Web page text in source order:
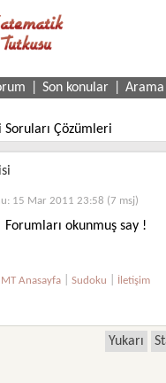
Son konular Arama
Soruları Çözümleri
15 Mar 2011 23:58 (7 msj)
Forumları okunmuş say !
MT Anasayfa |Sudoku İletişim
Yukarı